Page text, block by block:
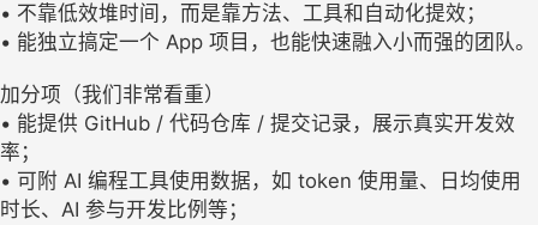
• 不靠低效堆时间，而是靠方法、工具和自动化提效；
• 能独立搞定一个 App 项目，也能快速融入小而强的团队。
加分项（我们非常看重）
• 能提供 GitHub / 代码仓库 / 提交记录，展示真实开发效
率；
• 可附 AI 编程工具使用数据，如 token 使用量、日均使用
时长、AI 参与开发比例等；